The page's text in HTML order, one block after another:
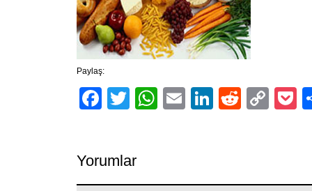
Paylaş:
Facebook
TwitterWhatsApp
EmailLinkedIn
Reddit
Yorumlar